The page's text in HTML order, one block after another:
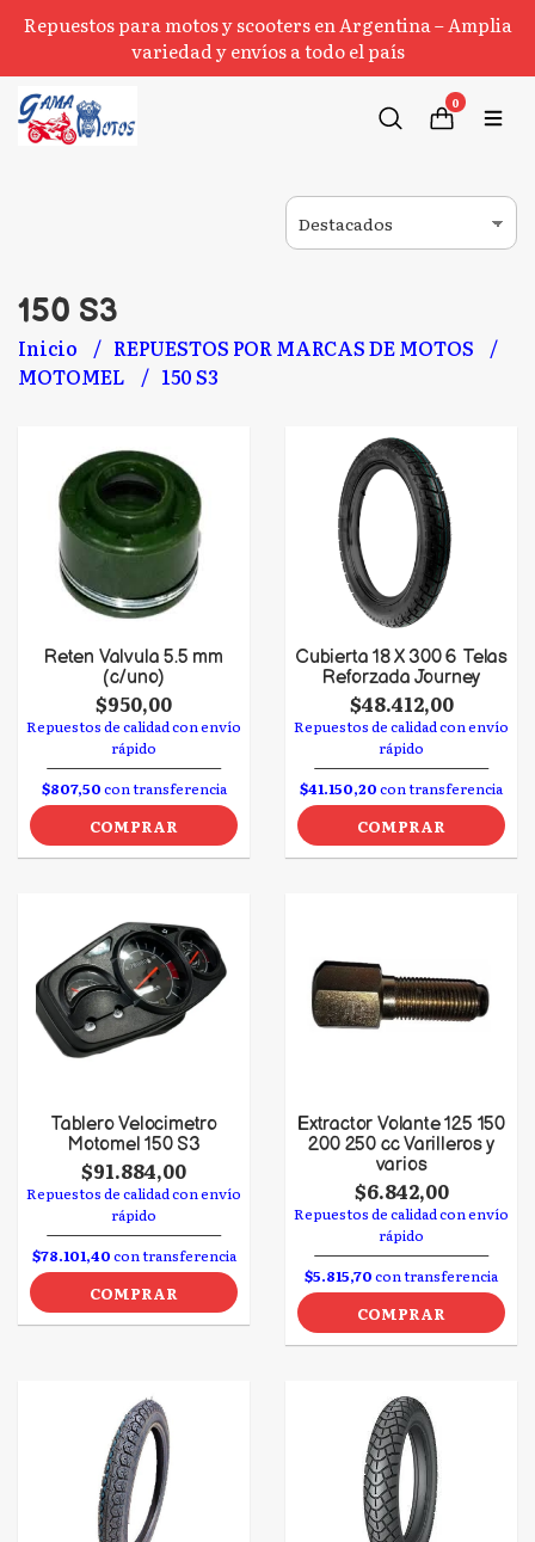
Repuestos para motos y scooters en Argentina – Amplia
variedad y envíos a todo el país
0
150 S3
Inicio
REPUESTOS POR MARCAS DE MOTOS
MOTOMEL
150 S3
Reten Valvula 5.5 mm
(c/uno)
$950,00
Repuestos de calidad con envío
rápido
$807,50con transferencia
COMPRAR
Cubierta 18 X 300 6 Telas
Reforzada Journey
$48.412,00
Repuestos de calidad con envío
rápido
$41.150,20con transferencia
COMPRAR
Tablero Velocimetro
Motomel 150 S3
$91.884,00
Repuestos de calidad con envío
rápido
$78.101,40con transferencia
COMPRAR
Extractor Volante 125 150
200 250 cc Varilleros y
varios
$6.842,00
Repuestos de calidad con envío
rápido
$5.815,70con transferencia
COMPRAR